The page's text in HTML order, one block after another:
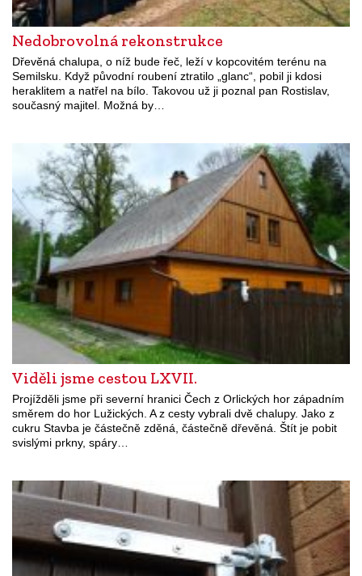
Nedobrovolná rekonstrukce
Dřevěná chalupa, o níž bude řeč, leží v kopcovitém terénu na
Semilsku. Když původní roubení ztratilo „glanc“, pobil ji kdosi
heraklitem a natřel na bílo. Takovou už ji poznal pan Rostislav,
současný majitel. Možná by…
Viděli jsme cestou LXVII.
Projížděli jsme při severní hranici Čech z Orlických hor západním
směrem do hor Lužických. A z cesty vybrali dvě chalupy. Jako z
cukru Stavba je částečně zděná, částečně dřevěná. Štít je pobit
svislými prkny, spáry…